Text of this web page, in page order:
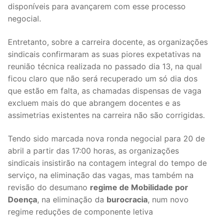
PROFESSORES CONTRATADOS
Formação
Área de Sócios
Revista Intervir
Contactos
disponíveis para avançarem com esse processo
negocial.
Entretanto, sobre a carreira docente, as organizações
sindicais confirmaram as suas piores expetativas na
reunião técnica realizada no passado dia 13, na qual
ficou claro que não será recuperado um só dia dos
que estão em falta, as chamadas dispensas de vaga
excluem mais do que abrangem docentes e as
assimetrias existentes na carreira não são corrigidas.
Tendo sido marcada nova ronda negocial para 20 de
abril a partir das 17:00 horas, as organizações
sindicais insistirão na contagem integral do tempo de
serviço, na eliminação das vagas, mas também na
revisão do desumano regime de Mobilidade por
Doença, na eliminação da burocracia, num novo
regime reduções de componente letiva